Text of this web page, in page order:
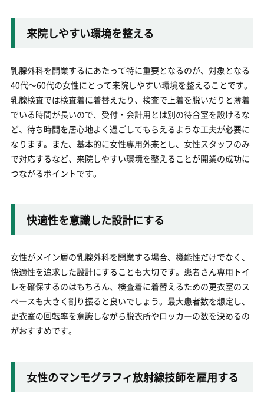
来院しやすい環境を整える
乳腺外科を開業するにあたって特に重要となるのが、対象となる
40代～60代の女性にとって来院しやすい環境を整えることです。
乳腺検査では検査着に着替えたり、検査で上着を脱いだりと薄着
でいる時間が長いので、受付・会計用とは別の待合室を設けるな
ど、待ち時間を居心地よく過ごしてもらえるような工夫が必要に
なります。また、基本的に女性専用外来とし、女性スタッフのみ
で対応するなど、来院しやすい環境を整えることが開業の成功に
つながるポイントです。
快適性を意識した設計にする
女性がメイン層の乳腺外科を開業する場合、機能性だけでなく、
快適性を追求した設計にすることも大切です。患者さん専用トイ
レを確保するのはもちろん、検査着に着替えるための更衣室のス
ペースも大きく割り振ると良いでしょう。最大患者数を想定し、
更衣室の回転率を意識しながら脱衣所やロッカーの数を決めるの
がおすすめです。
女性のマンモグラフィ放射線技師を雇用する